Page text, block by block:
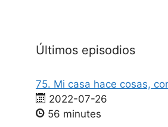
Últimos episodios
75. Mi casa hace cosas,
2022-07-26
56 minutes